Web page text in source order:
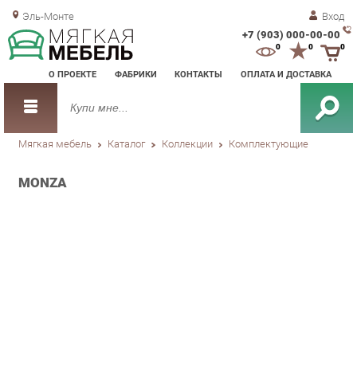
Эль-Монте Вход
+7 (903) 000-00-00
О ПРОЕКТЕ ФАБРИКИ КОНТАКТЫ ОПЛАТА И ДОСТАВКА
0 0
Мягкая мебель Каталог Коллекции Комплектующие
MONZA